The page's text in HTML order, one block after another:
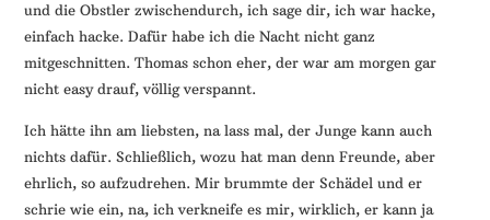
ein
Lächeln
und die Obstler zwischendurch, ich sage dir, ich war hacke,
einfach hacke. Dafür habe ich die Nacht nicht ganz
mitgeschnitten. Thomas schon eher, der war am morgen gar
nicht easy drauf, völlig verspannt.
Ich hätte ihn am liebsten, na lass mal, der Junge kann auch
nichts dafür. Schließlich, wozu hat man denn Freunde, aber
ehrlich, so aufzudrehen. Mir brummte der Schädel und er
schrie wie ein, na, ich verkneife es mir, wirklich, er kann ja